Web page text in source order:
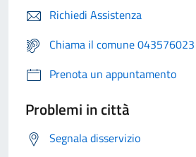
Richiedi Assistenza
Chiama il comune 043576023
Prenota un appuntamento
Problemi in città
Segnala disservizio